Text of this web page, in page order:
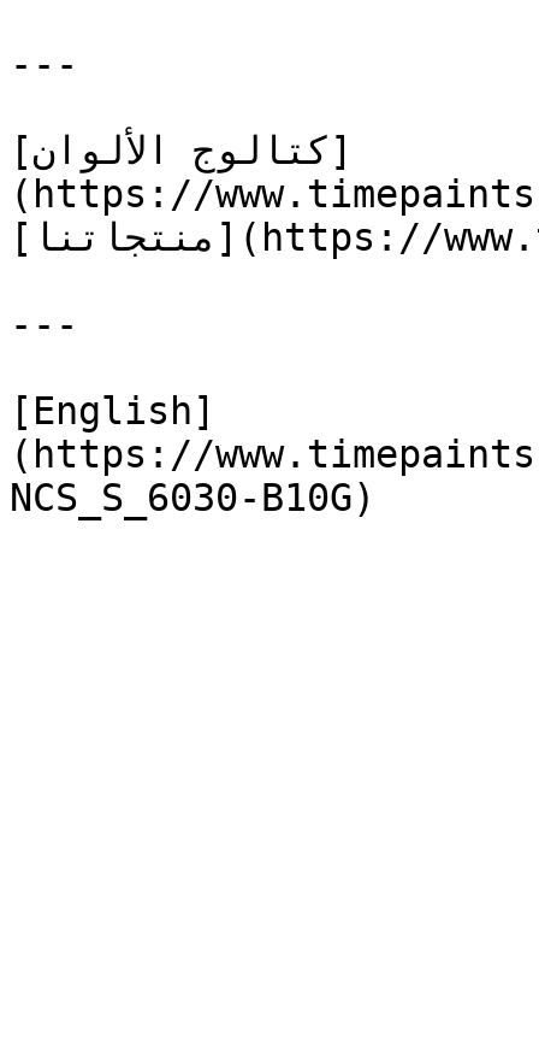
---
[كتالوج الألوان]
(https://
[منتجاتنا](https://www.timepaints.com/ar/products)
---
[English]
(https://
NCS_S_6030-B10G)